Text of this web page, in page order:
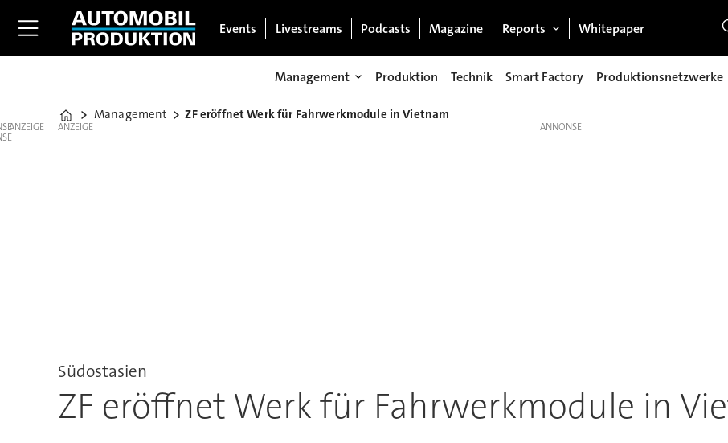
Events Livestreams Podcasts Magazine Reports Whitepaper
Management Produktion Technik Smart Factory Produktionsnetzwerke
Home
Management ZF eröffnet Werk für Fahrwerkmodule in Vietnam
ANZEIGE ANZEIGE
Südostasien
ZF eröffnet Werk für Fahrwerkmodule in